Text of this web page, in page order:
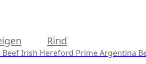
Rind
BeefIrish Hereford PrimeArgentina